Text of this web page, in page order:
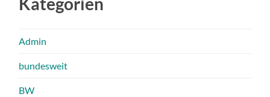
Admin
bundesweit
BW